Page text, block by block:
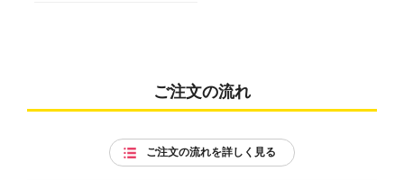
ご注文の流れ
ご注文の流れを詳しく見る